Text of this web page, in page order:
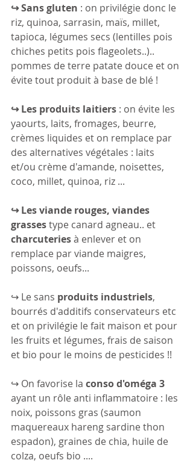
↪ Sans gluten : on privilégie donc le
riz, quinoa, sarrasin, maïs, millet,
tapioca, légumes secs (lentilles pois
chiches petits pois flageolets..)..
pommes de terre patate douce et on
évite tout produit à base de blé !
↪ Les produits laitiers : on évite les
yaourts, laits, fromages, beurre,
crèmes liquides et on remplace par
des alternatives végétales : laits
et/ou crème d'amande, noisettes,
coco, millet, quinoa, riz ...
↪ Les viande rouges, viandes
grasses type canard agneau.. et
charcuteries à enlever et on
remplace par viande maigres,
poissons, oeufs...
↪ Le sans produits industriels,
bourrés d'additifs conservateurs etc
et on privilégie le fait maison et pour
les fruits et légumes, frais de saison
et bio pour le moins de pesticides !!
↪ On favorise la conso d'oméga 3
ayant un rôle anti inflammatoire : les
noix, poissons gras (saumon
maquereaux hareng sardine thon
espadon), graines de chia, huile de
colza, oeufs bio ....